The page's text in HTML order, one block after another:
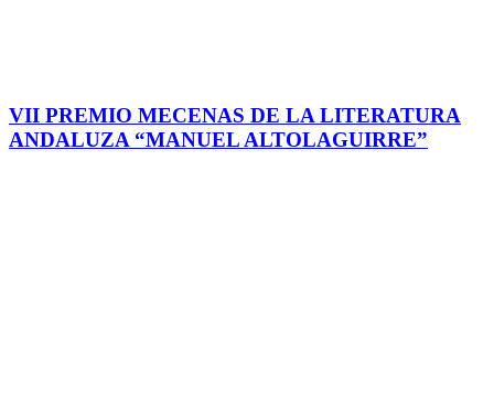
VII PREMIO MECENAS DE LA LITERATURA
ANDALUZA “MANUEL ALTOLAGUIRRE”